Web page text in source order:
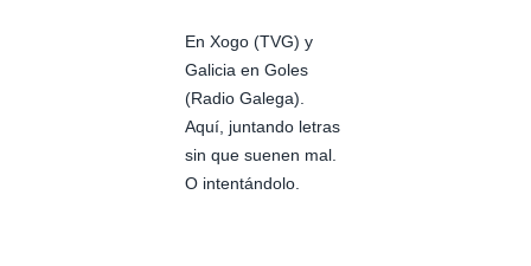
En Xogo (TVG) y
Galicia en Goles
(Radio Galega).
Aquí, juntando letras
sin que suenen mal.
O intentándolo.